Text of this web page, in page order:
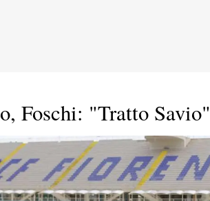
Foschi: "Tratto Savio"